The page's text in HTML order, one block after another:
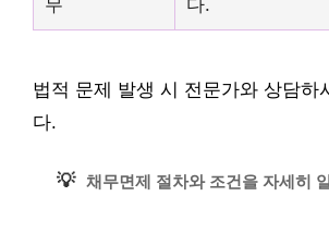
무
다.
법적 문제 발생 시 전문가와 상담하
다.
💡 채무면제 절차와 조건을 자세히